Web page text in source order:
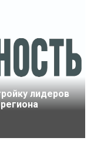
лидеров